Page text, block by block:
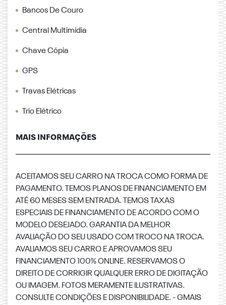
Bancos De Couro
Central Multimídia
Chave Cópia
GPS
Travas Elétricas
Trio Elétrico
MAIS INFORMAÇÕES
ACEITAMOS SEU CARRO NA TROCA COMO FORMA DE
PAGAMENTO. TEMOS PLANOS DE FINANCIAMENTO EM
ATÉ 60 MESES SEM ENTRADA. TEMOS TAXAS
ESPECIAIS DE FINANCIAMENTO DE ACORDO COM O
MODELO DESEJADO. GARANTIA DA MELHOR
AVALIAÇÃO DO SEU USADO COM TROCO NA TROCA.
AVALIAMOS SEU CARRO E APROVAMOS SEU
FINANCIAMENTO 100% ONLINE. RESERVAMOS O
DIREITO DE CORRIGIR QUALQUER ERRO DE DIGITAÇÃO
OU IMAGEM. FOTOS MERAMENTE ILUSTRATIVAS.
CONSULTE CONDIÇÕES E DISPONIBILIDADE. - GMAIS